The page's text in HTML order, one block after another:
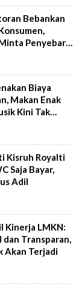
Bebankan
Penyebar
Biaya
Makan Enak
Kini Tak
Kisruh Royalti
Saja Bayar,
Adil
Kinerja LMKN:
Transparan,
Akan Terjadi